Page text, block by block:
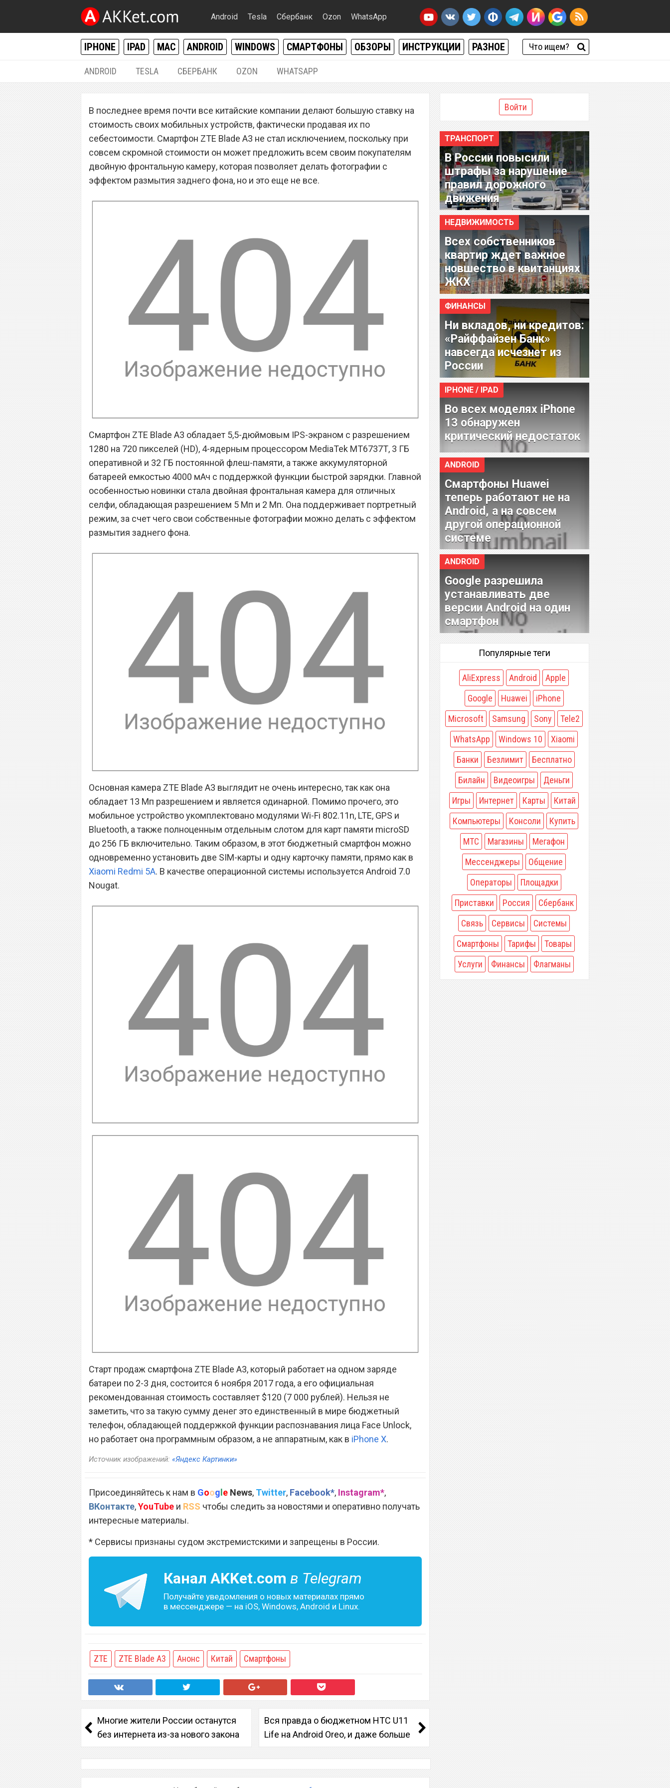
Android Tesla Сбербанк Ozon WhatsApp
IPHONE IPAD MAC ANDROID WINDOWS СМАРТФОНЫ ОБЗОРЫ ИНСТРУКЦИИ РАЗНОЕ
ANDROID TESLA СБЕРБАНК OZON WHATSAPP
Анонс ZTE Blade A3 – бюджетный
смартфон с двойной камерой для
отличных селфи
В последнее время почти все китайские компании делают большую ставку на
стоимость своих мобильных устройств, фактически продавая их по
себестоимости. Смартфон ZTE Blade A3 не стал исключением, поскольку при
совсем скромной стоимости он может предложить всем своим покупателям
двойную фронтальную камеру, которая позволяет делать фотографии с
эффектом размытия заднего фона, но и это еще не все.
Смартфон ZTE Blade A3 обладает 5,5-дюймовым IPS-экраном с разрешением
1280 на 720 пикселей (HD), 4-ядерным процессором MediaTek МТ6737Т, 3 ГБ
оперативной и 32 ГБ постоянной флеш-памяти, а также аккумуляторной
батареей емкостью 4000 мАч с поддержкой функции быстрой зарядки. Главной
особенностью новинки стала двойная фронтальная камера для отличных
селфи, обладающая разрешением 5 Мп и 2 Мп. Она поддерживает портретный
режим, за счет чего свои собственные фотографии можно делать с эффектом
размытия заднего фона.
Основная камера ZTE Blade A3 выглядит не очень интересно, так как она
обладает 13 Мп разрешением и является одинарной. Помимо прочего, это
мобильное устройство укомплектовано модулями Wi-Fi 802.11n, LTE, GPS и
Bluetooth, а также полноценным отдельным слотом для карт памяти microSD
до 256 ГБ включительно. Таким образом, в этот бюджетный смартфон можно
одновременно установить две SIM-карты и одну карточку памяти, прямо как в
Xiaomi Redmi 5A. В качестве операционной системы используется Android 7.0
Nougat.
Старт продаж смартфона ZTE Blade A3, который работает на одном заряде
батареи по 2-3 дня, состоится 6 ноября 2017 года, а его официальная
рекомендованная стоимость составляет $120 (7 000 рублей). Нельзя не
заметить, что за такую сумму денег это единственный в мире бюджетный
телефон, обладающей поддержкой функции распознавания лица Face Unlock,
но работает она программным образом, а не аппаратным, как в iPhone X.
Источник изображений: «Яндекс Картинки»
Присоединяйтесь к нам в Goog e News, Twitter, Facebook*, Instagram*,
ВКонтакте,YouTube и RSS чтобы следить за новостями и оперативно получать
интересные материалы.
* Сервисы признаны судом экстремистскими и запрещены в России.
Канал AKKet.com в Telegram
Получайте уведомления о новых материалах прямо
в мессенджере — на iOS, Windows, Android и Linux.
ZTE ZTE Blade A3 Анонс Китай Смартфоны
Многие жители России останутся
без интернета из-за нового закона
Вся правда о бюджетном HTC U11
Life на Android Oreo, и даже больше
Войти
ТРАНСПОРТ
В России повысили
штрафы за нарушение
правил дорожного
движения
НЕДВИЖИМОСТЬ
Всех собственников
квартир ждет важное
новшество в квитанциях
ЖКХ
ФИНАНСЫ
Ни вкладов, ни кредитов:
«Райффайзен Банк»
навсегда исчезнет из
России
IPHONE / IPAD
Во всех моделях iPhone
13 обнаружен
критический недостаток
ANDROID
Смартфоны Huawei
теперь работают не на
Android, а на совсем
другой операционной
системе
ANDROID
Google разрешила
устанавливать две
версии Android на один
смартфон
Популярные теги
AliExpress Android
Apple
Google
Huawei
iPhone
Microsoft
Samsung Sony
Tele2
WhatsApp
Windows 10
Xiaomi
Банки
Безлимит
Бесплатно
Билайн
Видеоигры
Деньги
Игры
Интернет Карты
Китай
Компьютеры
Консоли
Купить
МТС
Магазины
Мегафон
Мессенджеры
Общение
Операторы
Площадки
Приставки
Россия
Сбербанк
Связь
Сервисы
Системы
Смартфоны
Тарифы
Товары
Услуги
Финансы Флагманы